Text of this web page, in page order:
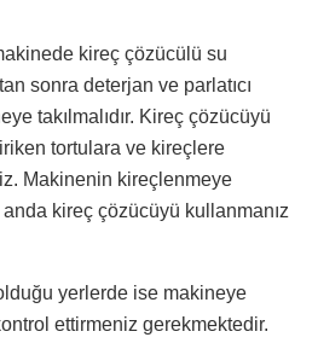
kireç çözücülü su
sonra deterjan ve parlatıcı
takılmalıdır. Kireç çözücüyü
tortulara ve kireçlere
Makinenin kireçlenmeye
anda kireç çözücüyü kullanmanız
yerlerde ise makineye
ettirmeniz gerekmektedir.